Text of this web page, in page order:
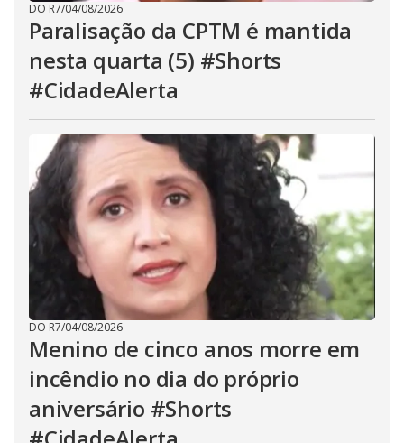
DO R7/04/08/2026
Paralisação da CPTM é mantida
nesta quarta (5) #Shorts
#CidadeAlerta
DO R7/04/08/2026
Menino de cinco anos morre em
incêndio no dia do próprio
aniversário #Shorts